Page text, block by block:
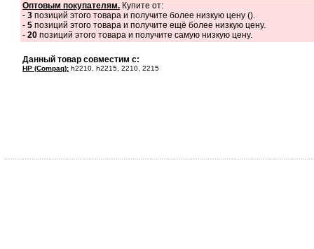
Оптовым покупателям. Купите от:
- 3 позиций этого товара и получите более низкую цену ().
- 5 позиций этого товара и получите ещё более низкую цену.
- 20 позиций этого товара и получите самую низкую цену.
Данный товар совместим с:
HP (Compaq): h2210, h2215, 2210, 2215